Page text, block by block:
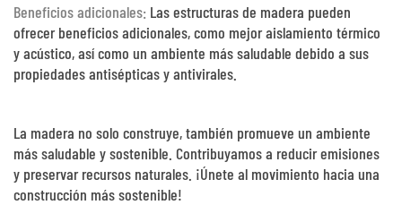
Beneficios adicionales: Las estructuras de madera pueden
ofrecer beneficios adicionales, como mejor aislamiento térmico
y acústico, así como un ambiente más saludable debido a sus
propiedades antisépticas y antivirales.
La madera no solo construye, también promueve un ambiente
más saludable y sostenible. Contribuyamos a reducir emisiones
y preservar recursos naturales. ¡Únete al movimiento hacia una
construcción más sostenible!